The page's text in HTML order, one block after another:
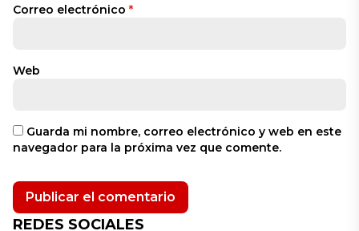
Correo electrónico *
Web
Guarda mi nombre, correo electrónico y web en este
navegador para la próxima vez que comente.
REDES SOCIALES